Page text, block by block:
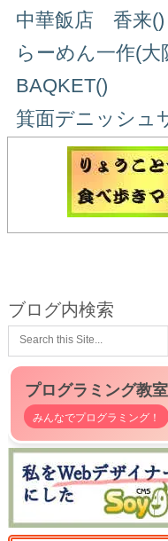
中華飯店 香来()
らーめん一作(大
BAQKET()
箕面デニッシュ
ブログ内検索
プログラミング教室
みんなでプログラミング！